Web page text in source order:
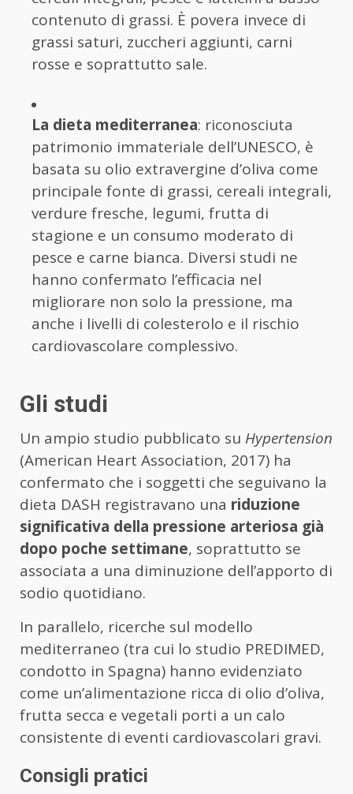
contenuto di grassi. È povera invece di
grassi saturi, zuccheri aggiunti, carni
rosse e soprattutto sale.
La dieta mediterranea: riconosciuta
patrimonio immateriale dell’UNESCO, è
basata su olio extravergine d’oliva come
principale fonte di grassi, cereali integrali,
verdure fresche, legumi, frutta di
stagione e un consumo moderato di
pesce e carne bianca. Diversi studi ne
hanno confermato l’efficacia nel
migliorare non solo la pressione, ma
anche i livelli di colesterolo e il rischio
cardiovascolare complessivo.
Gli studi
Un ampio studio pubblicato su Hypertension
(American Heart Association, 2017) ha
confermato che i soggetti che seguivano la
dieta DASH registravano una riduzione
significativa della pressione arteriosa già
dopo poche settimane, soprattutto se
associata a una diminuzione dell’apporto di
sodio quotidiano.
In parallelo, ricerche sul modello
mediterraneo (tra cui lo studio PREDIMED,
condotto in Spagna) hanno evidenziato
come un’alimentazione ricca di olio d’oliva,
frutta secca e vegetali porti a un calo
consistente di eventi cardiovascolari gravi.
Consigli pratici